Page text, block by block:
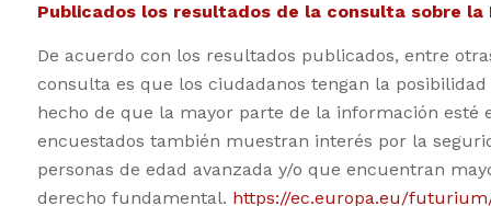
Publicados los resultados de la consulta sobre
De acuerdo con los resultados publicados, entre
consulta es que los ciudadanos tengan la
hecho de que la mayor parte de la información
encuestados también muestran interés por la
personas de edad avanzada y/o que encuentran
derecho fundamental. https://ec.europa.eu/